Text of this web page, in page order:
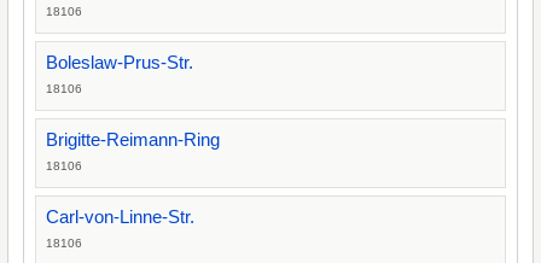
18106
Boleslaw-Prus-Str.
18106
Brigitte-Reimann-Ring
18106
Carl-von-Linne-Str.
18106